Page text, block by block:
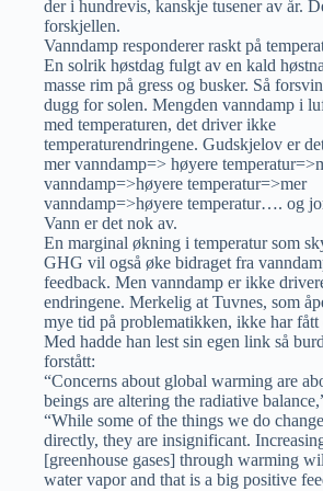
der i hundrevis, kanskje tusener av år.
forskjellen.
Vanndamp responderer raskt på
En solrik høstdag fulgt av en kald
masse rim på gress og busker. Så
dugg for solen. Mengden vanndamp i
med temperaturen, det driver ikke
temperaturendringene. Gudskjelov er
mer vanndamp=> høyere
vanndamp=>høyere temperatur=>mer
vanndamp=>høyere temperatur…. og
Vann er det nok av.
En marginal økning i temperatur som
GHG vil også øke bidraget fra
feedback. Men vanndamp er ikke
endringene. Merkelig at Tuvnes, som
mye tid på problematikken, ikke har fått
Med hadde han lest sin egen link så
forstått:
“Concerns about global warming are
beings are altering the radiative
“While some of the things we do
directly, they are insignificant.
[greenhouse gases] through warming
water vapor and that is a big positive